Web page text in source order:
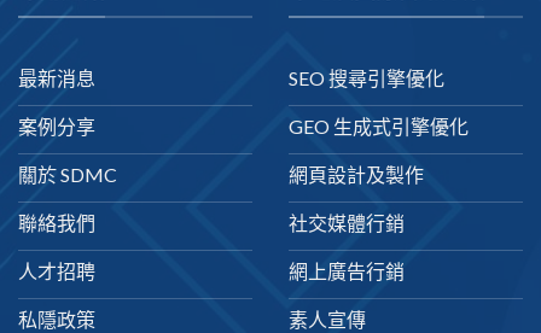
最新消息
案例分享
關於 SDMC
聯絡我們
人才招聘
私隱政策
SEO 搜尋引擎優化
GEO 生成式引擎優化
網頁設計及製作
社交媒體行銷
網上廣告行銷
素人宣傳